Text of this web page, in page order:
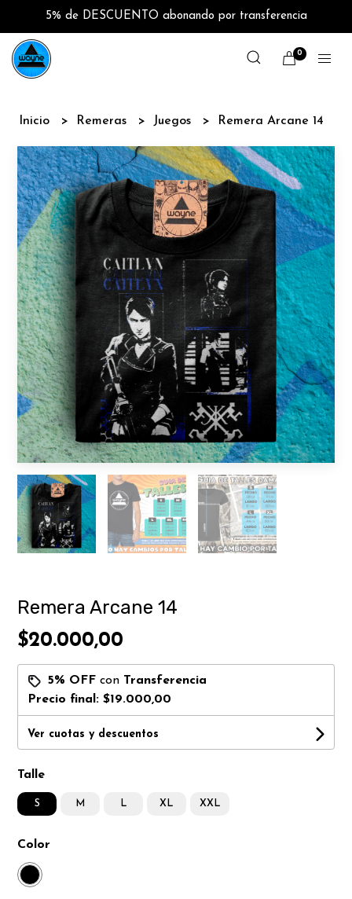
5% de DESCUENTO abonando por transferencia
0
Inicio Remeras Juegos Remera Arcane 14
Remera Arcane 14
$20.000,00
5% OFF con Transferencia
Precio final:$19.000,00
Ver cuotas y descuentos
Talle
S M L XL XXL
Color